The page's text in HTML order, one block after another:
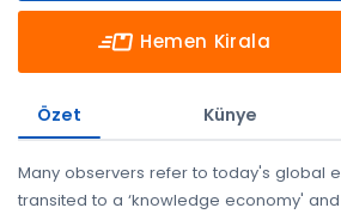
Hemen Kirala
Özet Künye
Many observers refer to today's global
transited to a ‘knowledge economy'